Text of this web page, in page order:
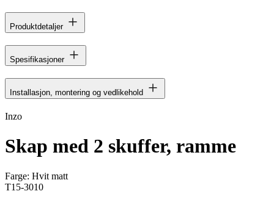
Produktdetaljer
Spesifikasjoner
Installasjon, montering og vedlikehold
Inzo
Skap med 2 skuffer, ramme
Farge: Hvit matt
T15-3010